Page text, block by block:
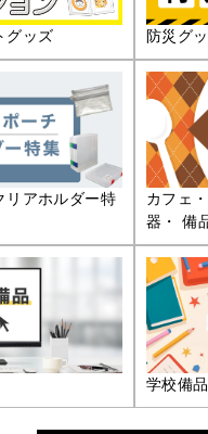
グッズ 防災グ
リアホルダー特
カフェ
器・ 備
学校備